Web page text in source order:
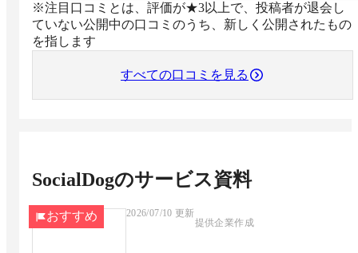
※注目口コミとは、評価が★3以上で、投稿者が退会し
ていない公開中の口コミのうち、新しく公開されたもの
を指します
すべての口コミを見る
SocialDogのサービス資料
おすすめ 2026/07/10 更新
提供企業作成